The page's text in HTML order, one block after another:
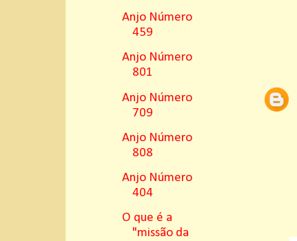
Anjo Número
459
Anjo Número
801
Anjo Número
709
Anjo Número
808
Anjo Número
404
O que é a
"missão da